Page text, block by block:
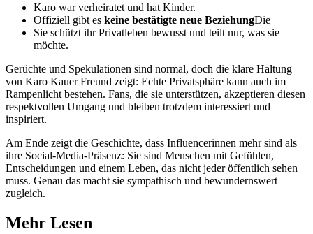
Karo war verheiratet und hat Kinder.
Offiziell gibt es keine bestätigte neue BeziehungDie
Sie schützt ihr Privatleben bewusst und teilt nur, was sie
möchte.
Gerüchte und Spekulationen sind normal, doch die klare Haltung
von Karo Kauer Freund zeigt: Echte Privatsphäre kann auch im
Rampenlicht bestehen. Fans, die sie unterstützen, akzeptieren diesen
respektvollen Umgang und bleiben trotzdem interessiert und
inspiriert.
Am Ende zeigt die Geschichte, dass Influencerinnen mehr sind als
ihre Social-Media-Präsenz: Sie sind Menschen mit Gefühlen,
Entscheidungen und einem Leben, das nicht jeder öffentlich sehen
muss. Genau das macht sie sympathisch und bewundernswert
zugleich.
Mehr Lesen